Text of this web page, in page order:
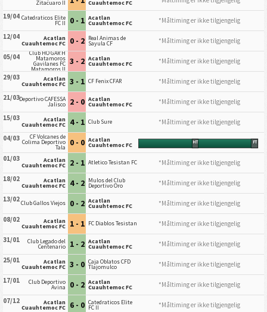
Zitacuaro II Cuauhtemoc FC
19/04 Catedraticos Elite
FC II 0 - 1 Acatlan
Cuauhtemoc FC
*Måltiming er ikke tilgjengelig
12/04
Acatlan
Cuauhtemoc FC 0 - 2 Real Animas de
Sayula CF
*Måltiming er ikke tilgjengelig
05/04
Club HO GAR H
Matamoros
Gavilanes FC
Matamoros II
3 - 2 Acatlan
Cuauhtemoc FC
*Måltiming er ikke tilgjengelig
29/03
Acatlan
Cuauhtemoc FC 3 - 1 CF Fenix CFAR
*Måltiming er ikke tilgjengelig
21/03Deportivo CAFESSA
Jalisco 2 - 0 Acatlan
Cuauhtemoc FC
*Måltiming er ikke tilgjengelig
15/03
Acatlan
Cuauhtemoc FC 4 - 1 Club Sure
*Måltiming er ikke tilgjengelig
04/03
CF Volcanes de
Colima Deportivo
Tala 0 - 0 Acatlan
Cuauhtemoc FC HT FT
01/03 Acatlan
Cuauhtemoc FC 2 - 1 Atletico Tesistan FC
*Måltiming er ikke tilgjengelig
18/02
Acatlan
Cuauhtemoc FC 4 - 2 Mulos del Club
Deportivo Oro
*Måltiming er ikke tilgjengelig
13/02Club Gallos Viejos 0 - 2 Acatlan
Cuauhtemoc FC
*Måltiming er ikke tilgjengelig
08/02
Acatlan
Cuauhtemoc FC 1 - 1 FC Diablos Tesistan
*Måltiming er ikke tilgjengelig
31/01
Club Legado del
Centenario 1 - 2 Acatlan
Cuauhtemoc FC
*Måltiming er ikke tilgjengelig
25/01
Acatlan
Cuauhtemoc FC 3 - 0 Caja Oblatos CFD
Tlajomulco
*Måltiming er ikke tilgjengelig
17/01
Club Deportivo
Avina 0 - 2 Acatlan
Cuauhtemoc FC
*Måltiming er ikke tilgjengelig
07/12
Acatlan
Cuauhtemoc FC 6 - 0 Catedraticos Elite
FC II
*Måltiming er ikke tilgjengelig